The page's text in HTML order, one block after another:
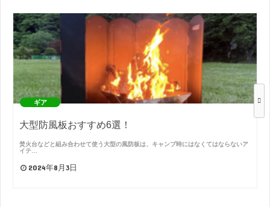
ギア
大型防風板おすすめ6選！
焚火台などと組み合わせて使う大型の風防板は、キャンプ時にはなくてはならないア
イテ…
2024年8月3日